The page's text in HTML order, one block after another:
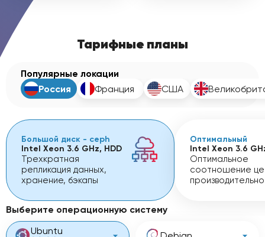
Тарифные планы
Популярные локации
Россия
Франция США
Большой диск - ceph
Intel Xeon 3.6 GHz, HDD
Трехкратная
репликация данных,
хранение, бэкапы
Оптимальный
Intel Xeon 3.6
Оптимальное
соотношение
Выберите операционную систему
Ubuntu